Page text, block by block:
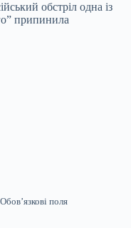
обстріл одна із
припинила
Обов’язкові поля